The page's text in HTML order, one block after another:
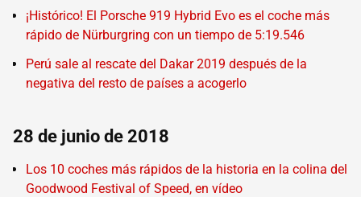
¡Histórico! El Porsche 919 Hybrid Evo es el coche más
rápido de Nürburgring con un tiempo de 5:19.546
Perú sale al rescate del Dakar 2019 después de la
negativa del resto de países a acogerlo
28 de junio de 2018
Los 10 coches más rápidos de la historia en la colina del
Goodwood Festival of Speed, en vídeo